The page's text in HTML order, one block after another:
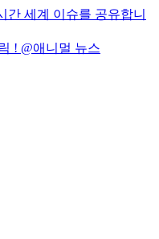
간 세계 이슈를 공유합니
! @애니멀 뉴스